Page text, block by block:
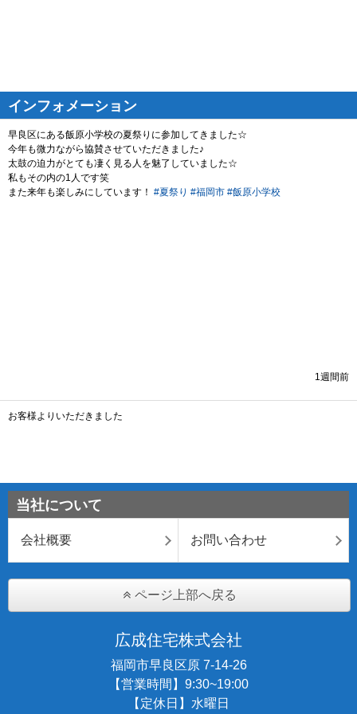
インフォメーション
当社について
会社概要 お問い合わせ
ページ上部へ戻る
広成住宅株式会社
福岡市早良区原 7-14-26
【営業時間】9:30~19:00
【定休日】水曜日